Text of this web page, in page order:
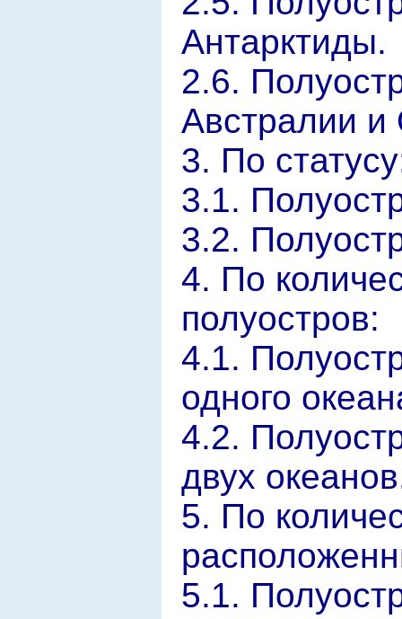
Антарктиды.
2.6.
Австралии и
3. По
3.1.
3.2.
4. По
полуостров:
4.1.
одного
4.2.
двух
5. По
5.1.